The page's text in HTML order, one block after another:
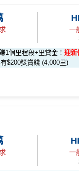
一
賺1個里程段+里賞金！ 迎新
$200獎賞錢 (4,000里)
一